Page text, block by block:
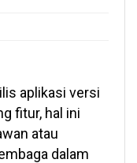
aplikasi versi
fitur, hal ini
atau
dalam